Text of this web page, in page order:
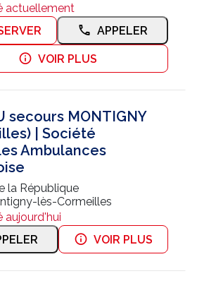
actuellement
APPELER
VOIR PLUS
secours MONTIGNY
| Société
Ambulances
la République
lès-Cormeilles
aujourd'hui
VOIR PLUS